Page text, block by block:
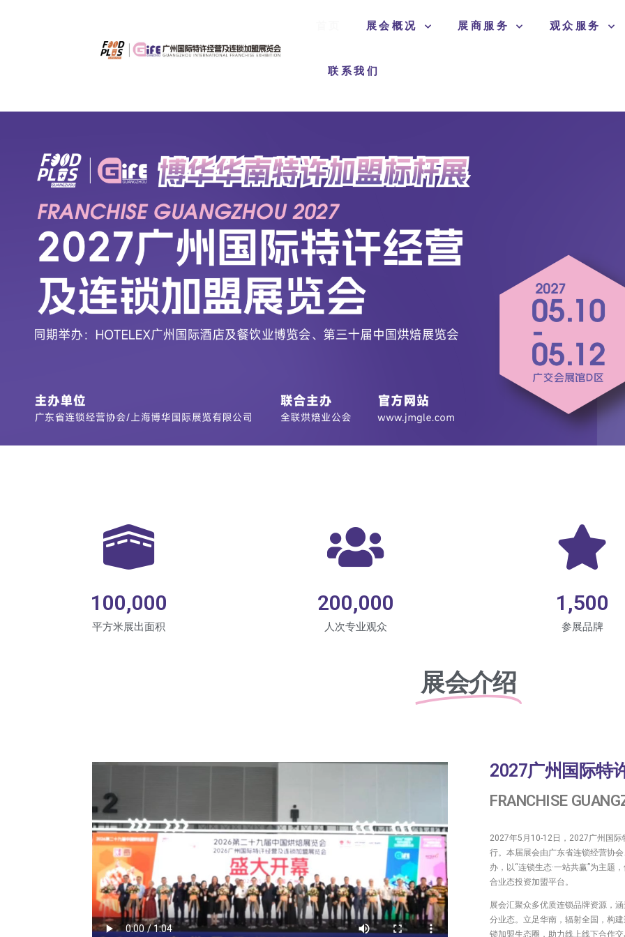
展会概况 展商服务 观众服务
联系我们
平方米展出面积
100,000
人次专业观众
200,000
参展品牌
1,500
展会介绍
2027广州国际特
FRANCHISE
2027年5月10-12日，2027广州国
行。本届展会由广东省连锁经营协
办，以“连锁生态·一站共赢”为主题
合业态投资加盟平台。
展会汇聚众多优质连锁品牌资源，
分业态。立足华南，辐射全国，构
锁加盟生态圈，助力线上线下合作